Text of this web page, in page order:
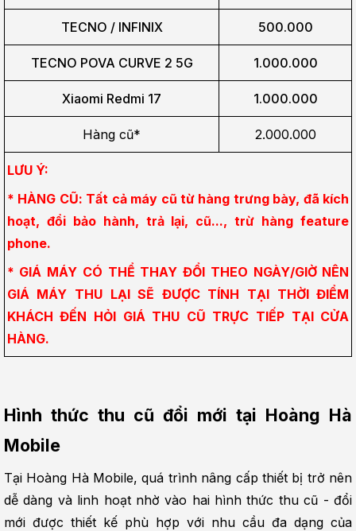
TECNO / INFINIX 500.000
TECNO POVA CURVE 2 5G 1.000.000
Xiaomi Redmi 17 1.000.000
Hàng cũ* 2.000.000
LƯU Ý:
* HÀNG CŨ: Tất cả máy cũ từ hàng trưng bày, đã kích
hoạt, đổi bảo hành, trả lại, cũ..., trừ hàng feature
phone.
* GIÁ MÁY CÓ THỂ THAY ĐỔI THEO NGÀY/GIỜ NÊN
GIÁ MÁY THU LẠI SẼ ĐƯỢC TÍNH TẠI THỜI ĐIỂM
KHÁCH ĐẾN HỎI GIÁ THU CŨ TRỰC TIẾP TẠI CỬA
HÀNG.
Hình thức thu cũ đổi mới tại Hoàng Hà
Mobile
Tại Hoàng Hà Mobile, quá trình nâng cấp thiết bị trở nên
dễ dàng và linh hoạt nhờ vào hai hình thức thu cũ - đổi
mới được thiết kế phù hợp với nhu cầu đa dạng của